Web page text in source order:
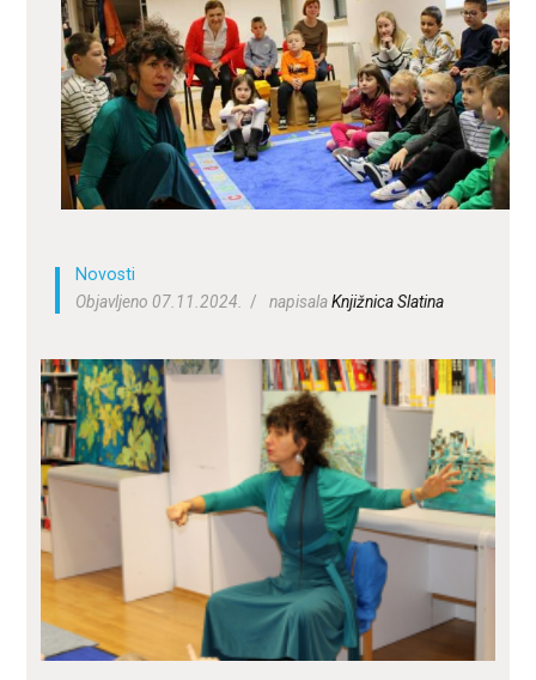
KATALOG
O KNJIŽNICI
ZA KORISNIKE
ODJELI
DOKUMENTI
Novosti
Objavljeno 07.11.2024.
napisalaKnjižnica Slatina